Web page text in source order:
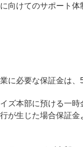
向けてのサポート
に必要な保証金は、
ズ本部に預ける一
が生じた場合保証